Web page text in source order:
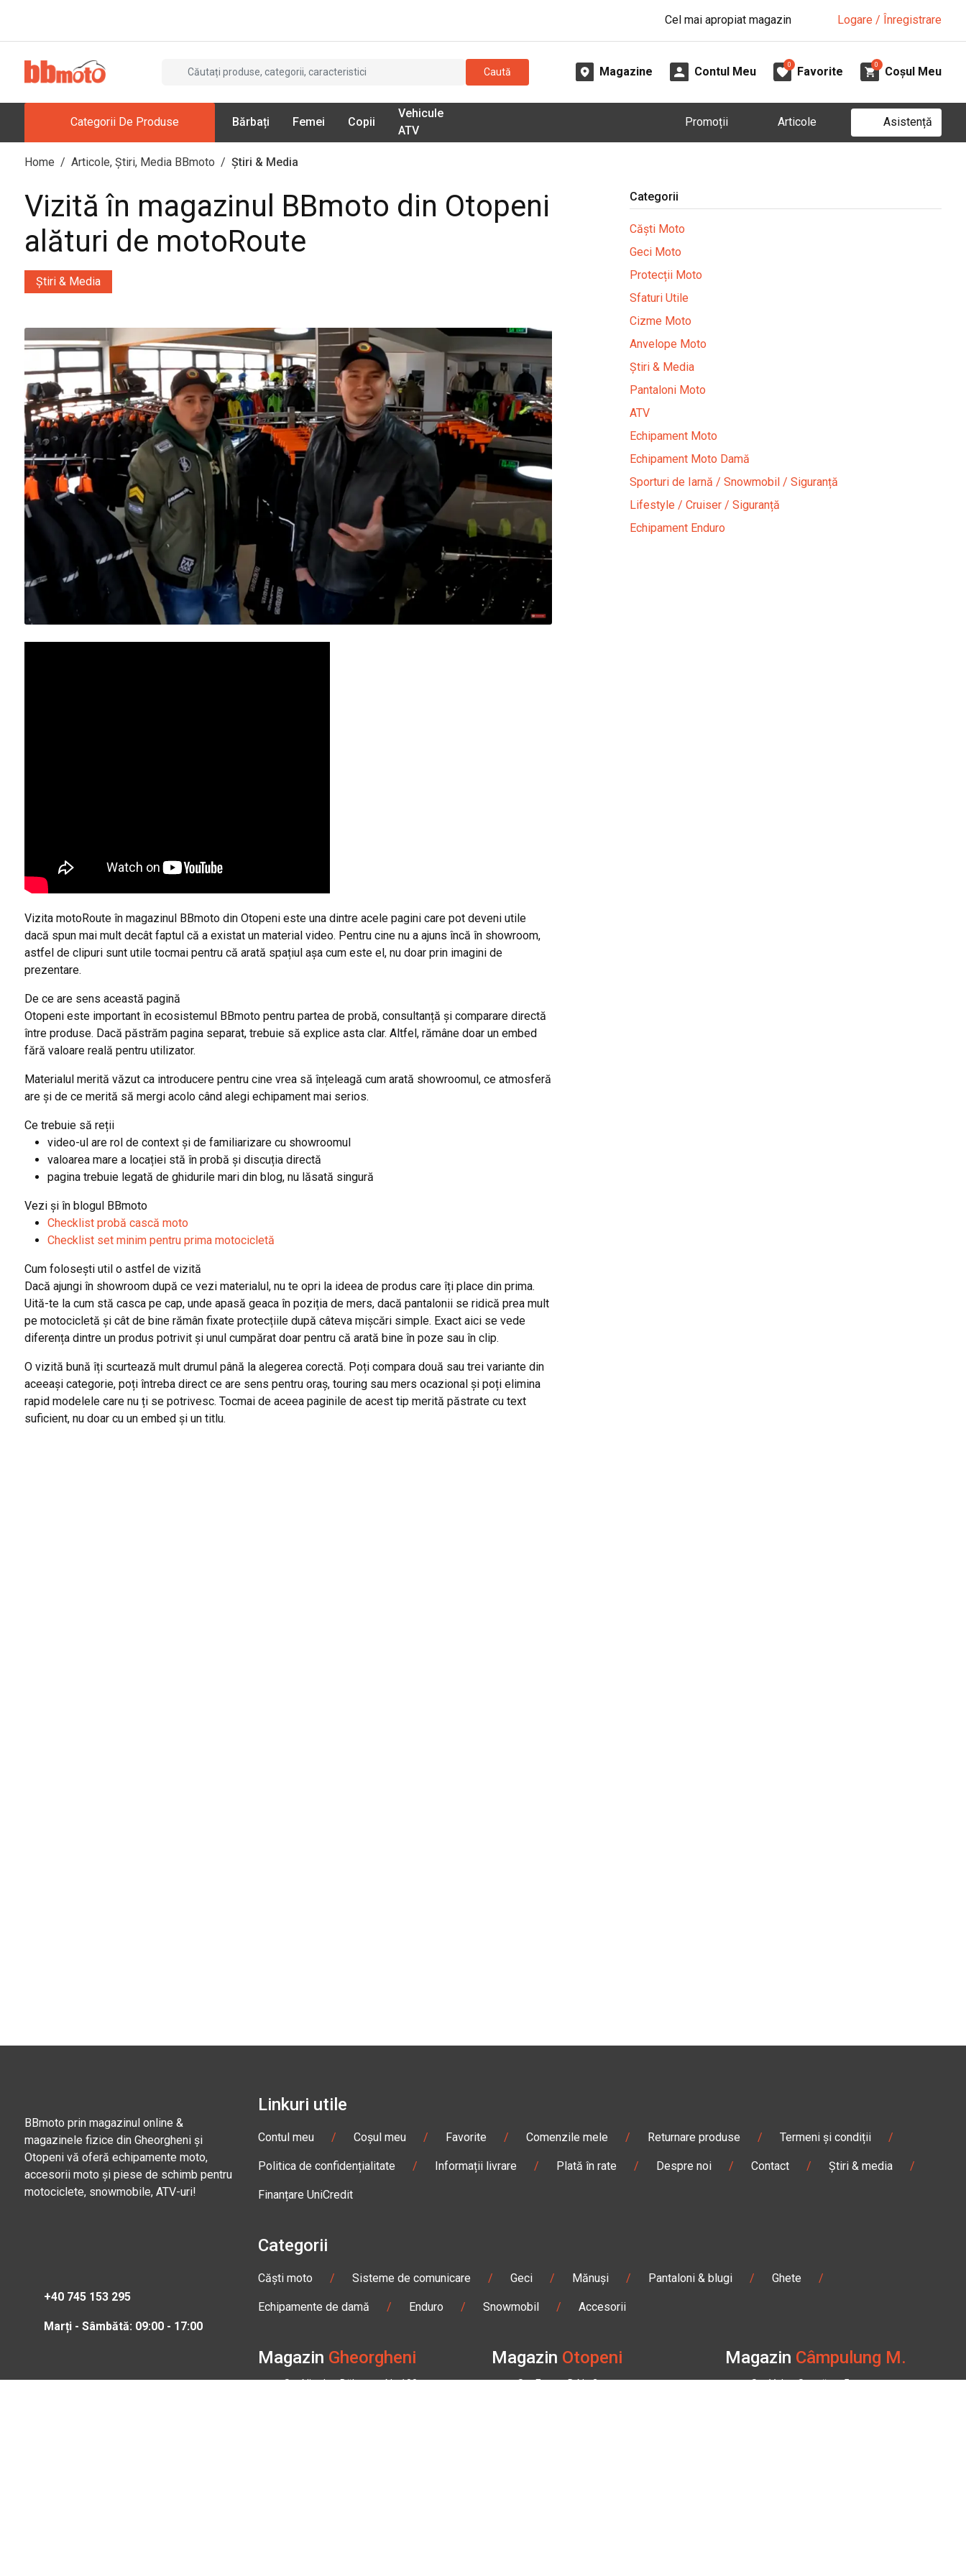
Cel mai apropiat magazin Logare / Înregistrare
Caută Magazine Contul Meu
0
Favorite
0
Coșul Meu
Categorii De Produse Bărbați Femei Copii
Vehicule
ATV
Promoții Articole Asistență
Home / Articole, Știri, Media BBmoto / Știri & Media
Vizită în magazinul BBmoto din Otopeni
alături de motoRoute
Știri & Media
Vizita motoRoute în magazinul BBmoto din Otopeni este una dintre acele pagini care pot deveni utile
dacă spun mai mult decât faptul că a existat un material video. Pentru cine nu a ajuns încă în showroom,
astfel de clipuri sunt utile tocmai pentru că arată spațiul așa cum este el, nu doar prin imagini de
prezentare.
De ce are sens această pagină
Otopeni este important în ecosistemul BBmoto pentru partea de probă, consultanță și comparare directă
între produse. Dacă păstrăm pagina separat, trebuie să explice asta clar. Altfel, rămâne doar un embed
fără valoare reală pentru utilizator.
Materialul merită văzut ca introducere pentru cine vrea să înțeleagă cum arată showroomul, ce atmosferă
are și de ce merită să mergi acolo când alegi echipament mai serios.
Ce trebuie să reții
video-ul are rol de context și de familiarizare cu showroomul
valoarea mare a locației stă în probă și discuția directă
pagina trebuie legată de ghidurile mari din blog, nu lăsată singură
Vezi și în blogul BBmoto
Checklist probă cască moto
Checklist set minim pentru prima motocicletă
Cum folosești util o astfel de vizită
Dacă ajungi în showroom după ce vezi materialul, nu te opri la ideea de produs care îți place din prima.
Uită-te la cum stă casca pe cap, unde apasă geaca în poziția de mers, dacă pantalonii se ridică prea mult
pe motocicletă și cât de bine rămân fixate protecțiile după câteva mișcări simple. Exact aici se vede
diferența dintre un produs potrivit și unul cumpărat doar pentru că arată bine în poze sau în clip.
O vizită bună îți scurtează mult drumul până la alegerea corectă. Poți compara două sau trei variante din
aceeași categorie, poți întreba direct ce are sens pentru oraș, touring sau mers ocazional și poți elimina
rapid modelele care nu ți se potrivesc. Tocmai de aceea paginile de acest tip merită păstrate cu text
suficient, nu doar cu un embed și un titlu.
Categorii
Căști Moto
Geci Moto
Protecții Moto
Sfaturi Utile
Cizme Moto
Anvelope Moto
Știri & Media
Pantaloni Moto
ATV
Echipament Moto
Echipament Moto Damă
Sporturi de Iarnă / Snowmobil / Siguranță
Lifestyle / Cruiser / Siguranță
Echipament Enduro
BBmoto prin magazinul online &
magazinele fizice din Gheorgheni și
Otopeni vă oferă echipamente moto,
accesorii moto și piese de schimb pentru
motociclete, snowmobile, ATV-uri!
+40 745 153 295
Marți - Sâmbătă: 09:00 - 17:00
Linkuri utile
Contul meu / Coșul meu / Favorite / Comenzile mele / Returnare produse / Termeni și condiții /
Politica de confidențialitate / Informații livrare / Plată în rate / Despre noi / Contact / Știri & media /
Finanțare UniCredit
Categorii
Căști moto / Sisteme de comunicare / Geci / Mănuși / Pantaloni & blugi / Ghete /
Echipamente de damă / Enduro / Snowmobil / Accesorii
Magazin Gheorgheni
Str. Nicolae Bălcescu Nr. 100
Magazin Otopeni
Str. Ferme D Nr. 2
Magazin Câmpulung M.
Str. Valea Seacă nr. 5